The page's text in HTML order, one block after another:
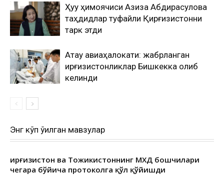
Ҳуқуқ ҳимоячиси Азиза Абдирасулова
таҳдидлар туфайли Қирғизистонни
тарк этди
Ақтау авиаҳалокати: жабрланган
қирғизистонликлар Бишкекка олиб
келинди
Энг кўп ўқилган мавзулар
Қирғизистон ва Тожикистоннинг МХДҚ бошчилари
чегара бўйича протоколга қўл қўйишди